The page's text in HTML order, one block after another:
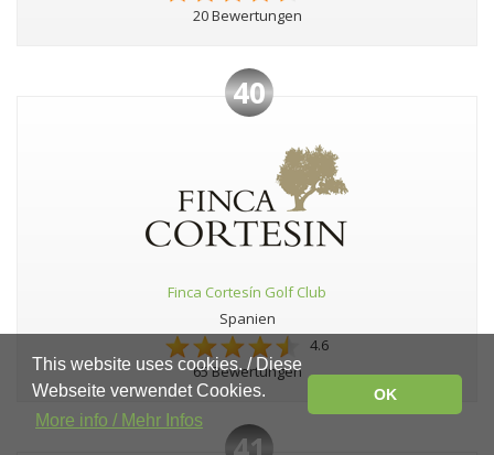
20 Bewertungen
40
Finca Cortesín Golf Club
Spanien
4.6
65 Bewertungen
This website uses cookies. / Diese
Webseite verwendet Cookies.
More info / Mehr Infos
OK